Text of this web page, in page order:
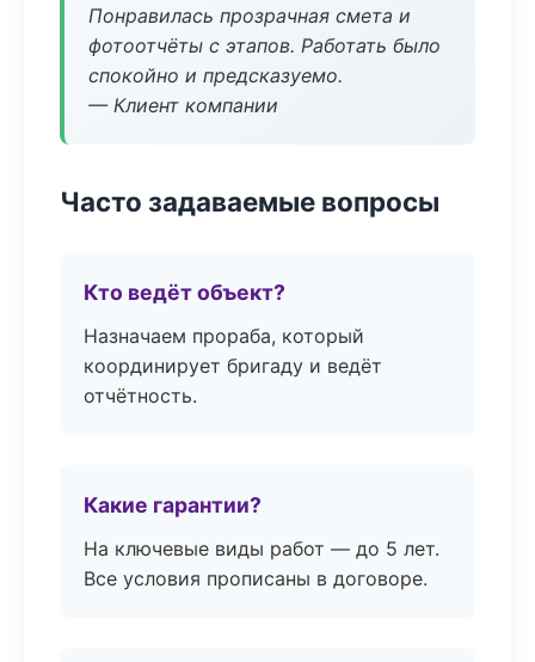
Понравилась прозрачная смета и
фотоотчёты с этапов. Работать было
спокойно и предсказуемо.
— Клиент компании
Часто задаваемые вопросы
Кто ведёт объект?
Назначаем прораба, который
координирует бригаду и ведёт
отчётность.
Какие гарантии?
На ключевые виды работ — до 5 лет.
Все условия прописаны в договоре.